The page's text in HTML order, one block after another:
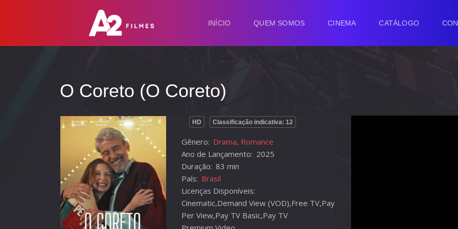
INÍCIO QUEM SOMOS CINEMA CATÁLOGO
O Coreto (O Coreto)
HD Classificação indicativa: 12
Gênero: Drama, Romance
Ano de Lançamento: 2025
Duração: 83 min
País: Brasil
Licenças Disponíveis:
Cinematic,Demand View (VOD),Free TV,Pay
Per View,Pay TV Basic,Pay TV